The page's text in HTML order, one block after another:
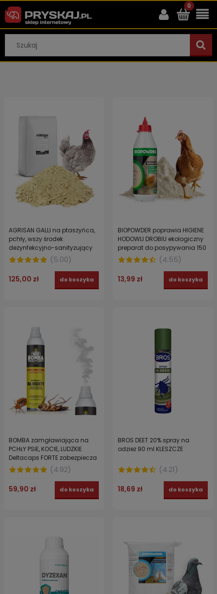
AGRISAN GALLI na ptaszyńca,
pchły, wszy środek
dezynfekcyjno-sanityzujący
dla drobiu 15 kg
(5.00)
125,00 zł do koszyka
BIOPOWDER poprawia HIGIENE
HODOWLI DROBIU ekologiczny
preparat do posypywania 150
g
(4.55)
13,99 zł do koszyka
BOMBA zamgławiająca na
PCHŁY PSIE, KOCIE, LUDZKIE
Deltacaps FORTE zabezpiecza
do 100 m3
(4.92)
59,90 zł do koszyka
BROS DEET 20% spray na
odzież 90 ml KLESZCZE
(4.21)
18,69 zł do koszyka